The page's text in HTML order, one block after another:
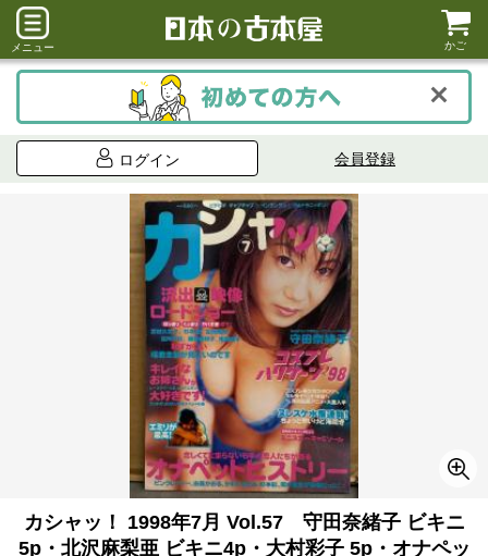
メニュー かご
ログイン 会員登録
カシャッ！ 1998年7月 Vol.57 守田奈緒子 ビキニ
5p・北沢麻梨亜 ビキニ4p・大村彩子 5p・オナペッ